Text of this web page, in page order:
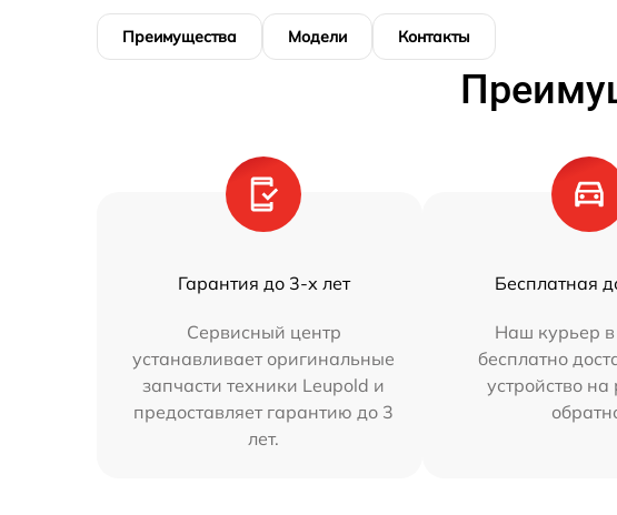
Преимущества Модели Контакты
Гарантия до 3-х лет
Сервисный центр
устанавливает оригинальные
запчасти техники Leupold и
предоставляет гарантию до 3
лет.
Бесплатная
Наш курьер
бесплатно
устройство на